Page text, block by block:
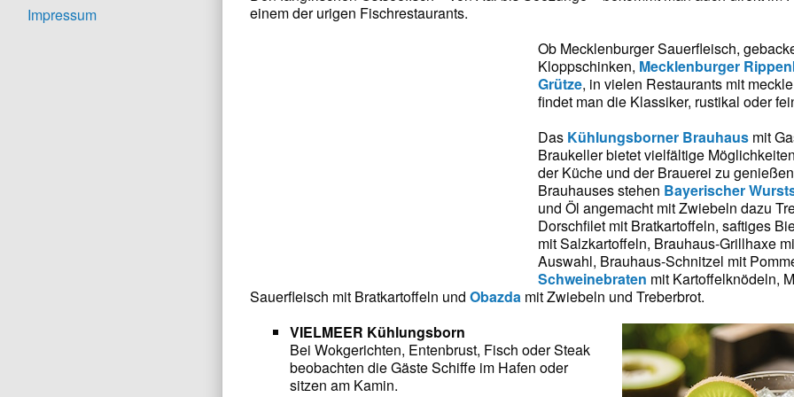
Impressum
einem der urigen Fischrestaurants.
Ob Mecklenburger Sauerfleisch,
Kloppschinken, Mecklenburger
Grütze, in vielen Restaurants mit
findet man die Klassiker, rustikal oder
Das Kühlungsborner Brauhaus mit
Braukeller bietet vielfältige
der Küche und der Brauerei zu
Brauhauses stehen Bayerischer
und Öl angemacht mit Zwiebeln dazu
Dorschfilet mit Bratkartoffeln, saftiges
mit Salzkartoffeln, Brauhaus-Grillhaxe
Auswahl, Brauhaus-Schnitzel mit
Schweinebraten mit Kartoffelknödeln,
Sauerfleisch mit Bratkartoffeln und Obazda mit Zwiebeln und Treberbrot.
VIELMEER Kühlungsborn
Bei Wokgerichten, Entenbrust, Fisch oder Steak
beobachten die Gäste Schiffe im Hafen oder
sitzen am Kamin.